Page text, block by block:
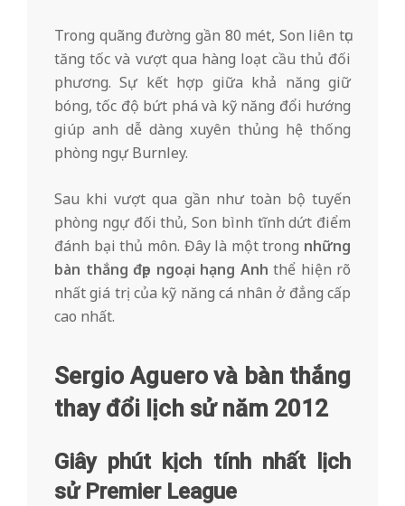
Trong quãng đường gần 80 mét, Son liên tục
tăng tốc và vượt qua hàng loạt cầu thủ đối
phương. Sự kết hợp giữa khả năng giữ
bóng, tốc độ bứt phá và kỹ năng đổi hướng
giúp anh dễ dàng xuyên thủng hệ thống
phòng ngự Burnley.
Sau khi vượt qua gần như toàn bộ tuyến
phòng ngự đối thủ, Son bình tĩnh dứt điểm
đánh bại thủ môn. Đây là một trong những
bàn thắng đẹp ngoại hạng Anh thể hiện rõ
nhất giá trị của kỹ năng cá nhân ở đẳng cấp
cao nhất.
Sergio Aguero và bàn thắng
thay đổi lịch sử năm 2012
Giây phút kịch tính nhất lịch
sử Premier League